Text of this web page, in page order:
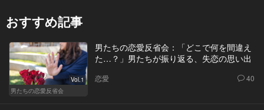
おすすめ記事
Vol.1
男たちの恋愛反省会
男たちの恋愛反省会：「どこで何を間違え
た…？」男たちが振り返る、失恋の思い出
恋愛 40